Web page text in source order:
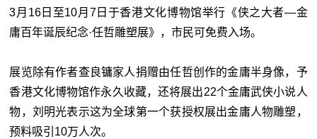
3月16日至10月7日于香港文化博物馆举行《侠之大者—金
庸百年诞辰纪念·任哲雕塑展》，市民可免费入场。
展览除有作者查良镛家人捐赠由任哲创作的金庸半身像，予
香港文化博物馆作永久收藏，还将展出22个金庸武侠小说人
物，刘明光表示这为全球第一个获授权展出金庸人物雕塑，
预料吸引10万人次。